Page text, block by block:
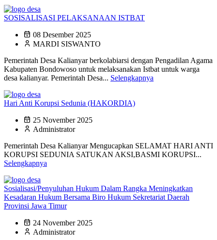
SOSISALISASI PELAKSANAAN ISTBAT
08 Desember 2025
MARDI SISWANTO
Pemerintah Desa Kalianyar berkolabiarsi dengan Pengadilan Agama
Kabupaten Bondowoso untuk melaksanakan Istbat untuk warga
desa kalianyar. Pemerintah Desa... Selengkapnya
Hari Anti Korupsi Sedunia (HAKORDIA)
25 November 2025
Administrator
Pemerintah Desa Kalianyar Mengucapkan SELAMAT HARI ANTI
KORUPSI SEDUNIA SATUKAN AKSI,BASMI KORUPSI...
Selengkapnya
Sosialisasi/Penyuluhan Hukum Dalam Rangka Meningkatkan
Kesadaran Hukum Bersama Biro Hukum Sekretariat Daerah
Provinsi Jawa Timur
24 November 2025
Administrator